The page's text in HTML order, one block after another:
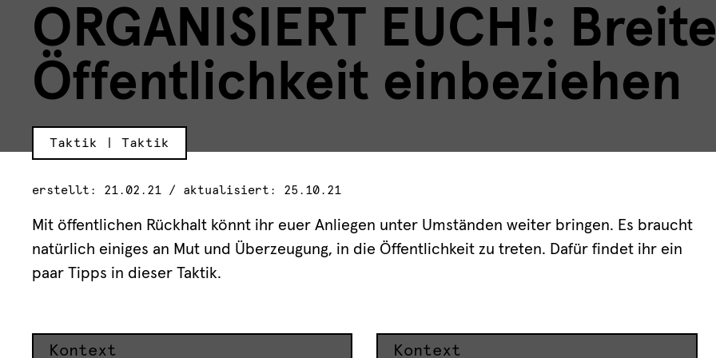
ORGANISIERT EUCH!: Breite
Öffentlichkeit einbeziehen
Taktik | Taktik
erstellt: 21.02.21 / aktualisiert: 25.10.21
Mit öffentlichen Rückhalt könnt ihr euer Anliegen unter Umständen weiter bringen. Es braucht
natürlich einiges an Mut und Überzeugung, in die Öffentlichkeit zu treten. Dafür findet ihr ein
paar Tipps in dieser Taktik.
Kontext Kontext